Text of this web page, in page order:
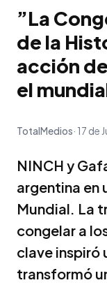
”La
de la
acción
el
TotalMedios 17 de
NINCH y
argentina en
Mundial. La
congelar a
clave inspiró
transformó